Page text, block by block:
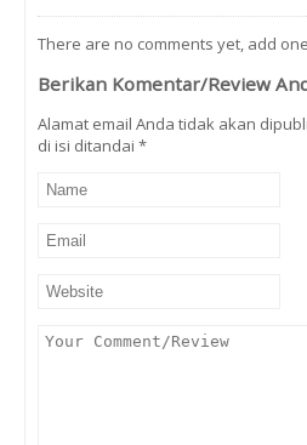
There are no comments yet, add
Berikan Komentar/Review
Alamat email Anda tidak akan
di isi ditandai *